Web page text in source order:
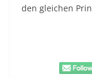
den gleichen